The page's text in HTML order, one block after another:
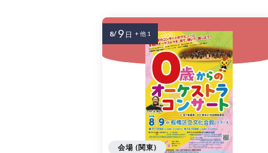
会場 (関東)
8/ 9 日 + 他 1